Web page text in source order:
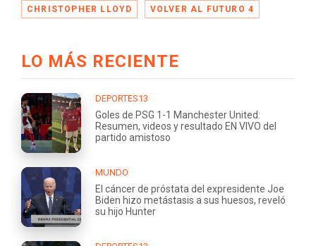
CHRISTOPHER LLOYD VOLVER AL FUTURO 4
LO MÁS RECIENTE
DEPORTES13
Goles de PSG 1-1 Manchester United:
Resumen, videos y resultado EN VIVO del
partido amistoso
MUNDO
El cáncer de próstata del expresidente Joe
Biden hizo metástasis a sus huesos, reveló
su hijo Hunter